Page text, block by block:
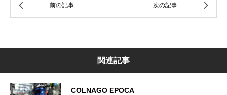
関連記事
COLNAGO EPOCA